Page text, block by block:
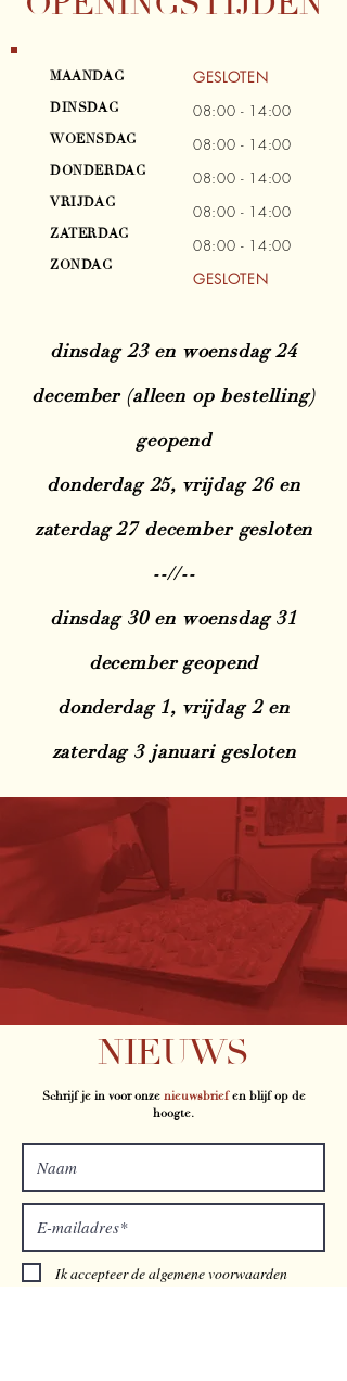
MAANDAG
DINSDAG
WOENSDAG
DONDERDAG
VRIJDAG
ZATERDAG
ZONDAG
GESLOTEN
08:00 - 14:00
08:00 - 14:00
08:00 - 14:00
08:00 - 14:00
08:00 - 14:00
GESLOTEN
dinsdag 23 en woensdag 24
december (alleen op bestelling)
geopend
donderdag 25, vrijdag 26 en
zaterdag 27 december gesloten
--//--
dinsdag 30 en woensdag 31
december geopend
donderdag 1, vrijdag 2 en
zaterdag 3 januari gesloten
NIEUWS
Schrijf je in voor onze nieuwsbriefen blijf op de
hoogte.
Ik accepteer de algemene voorwaarden